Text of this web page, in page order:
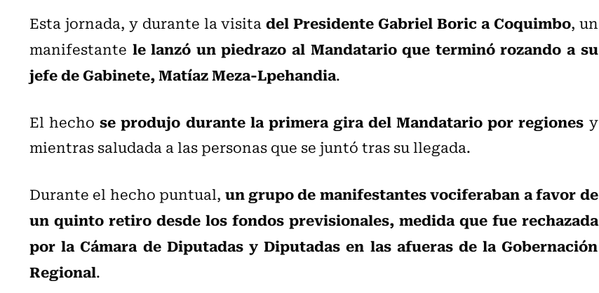
Esta jornada, y durante la visitadel Presidente Gabriel Boric a Coquimbo, un
manifestante le lanzó un piedrazo al Mandatario que terminó rozando a su
jefe de Gabinete,Matíaz Meza-Lpehandia.
El hechose produjo durante la primera gira del Mandatario por regiones y
mientras saludada a las personas que se juntó tras su llegada.
Durante el hecho puntual, un grupo de manifestantes vociferaban a favor de
un quinto retiro desde los fondos previsionales, medida que fue rechazada
por la Cámara de Diputadas y Diputadas en las afueras de la Gobernación
Regional.